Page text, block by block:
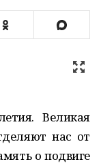
Великая
нас от
о подвиге